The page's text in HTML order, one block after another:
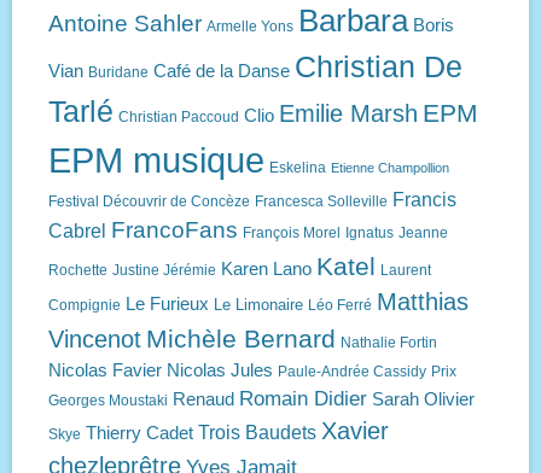
Antoine Sahler Armelle Yons Barbara Boris
Vian Buridane Café de la Danse Christian De
Tarlé Christian Paccoud Clio Emilie Marsh EPM
EPM musique Eskelina Etienne Champollion
Festival Découvrir de Concèze Francesca Solleville Francis
Cabrel FrancoFans François Morel Ignatus Jeanne
Rochette Justine Jérémie Karen Lano Katel Laurent
Compignie Le Furieux Le Limonaire Léo Ferré Matthias
Vincenot Michèle Bernard Nathalie Fortin
Nicolas Favier Nicolas Jules Paule-Andrée Cassidy Prix
Georges Moustaki Renaud Romain Didier Sarah Olivier
Skye Thierry Cadet Trois Baudets Xavier
chezleprêtre Yves Jamait